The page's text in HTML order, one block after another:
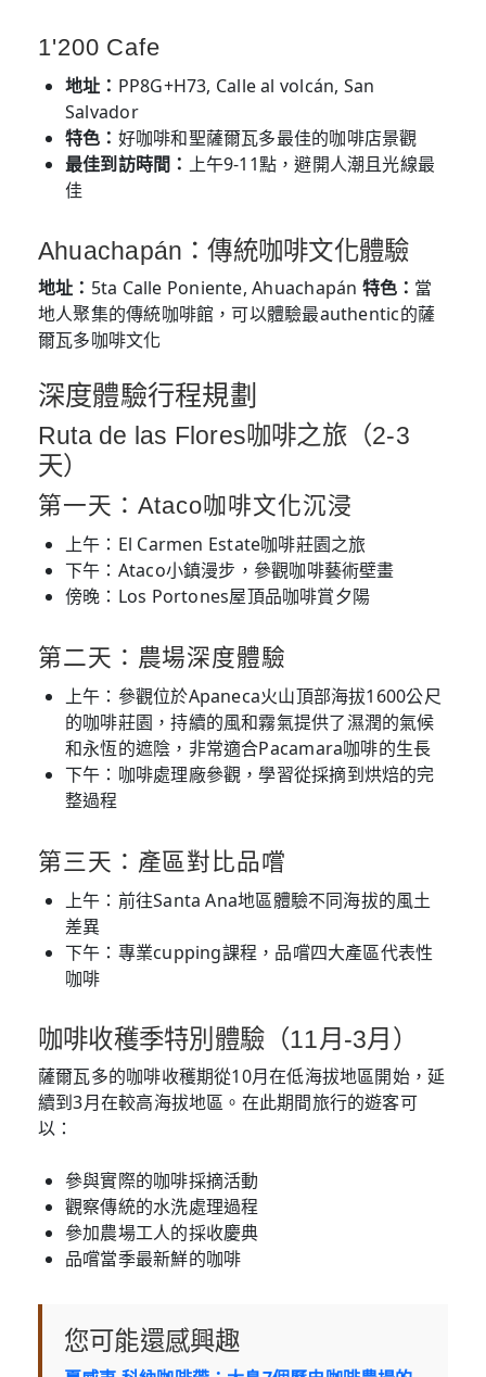
1'200 Cafe
地址： PP8G+H73, Calle al volcán, San
Salvador
特色： 好咖啡和聖薩爾瓦多最佳的咖啡店景觀
最佳到訪時間： 上午9-11點，避開人潮且光線最
佳
Ahuachapán：傳統咖啡文化體驗
地址： 5ta Calle Poniente, Ahuachapán 特色： 當
地人聚集的傳統咖啡館，可以體驗最authentic的薩
爾瓦多咖啡文化
深度體驗行程規劃
Ruta de las Flores咖啡之旅（2-3
天）
第一天：Ataco咖啡文化沉浸
上午：El Carmen Estate咖啡莊園之旅
下午：Ataco小鎮漫步，參觀咖啡藝術壁畫
傍晚：Los Portones屋頂品咖啡賞夕陽
第二天：農場深度體驗
上午：參觀位於Apaneca火山頂部海拔1600公尺
的咖啡莊園，持續的風和霧氣提供了濕潤的氣候
和永恆的遮陰，非常適合Pacamara咖啡的生長
下午：咖啡處理廠參觀，學習從採摘到烘焙的完
整過程
第三天：產區對比品嚐
上午：前往Santa Ana地區體驗不同海拔的風土
差異
下午：專業cupping課程，品嚐四大產區代表性
咖啡
咖啡收穫季特別體驗（11月-3月）
薩爾瓦多的咖啡收穫期從10月在低海拔地區開始，延
續到3月在較高海拔地區。在此期間旅行的遊客可
以：
參與實際的咖啡採摘活動
觀察傳統的水洗處理過程
參加農場工人的採收慶典
品嚐當季最新鮮的咖啡
您可能還感興趣